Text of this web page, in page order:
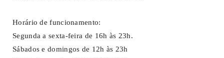
Horário de funcionamento:
Segunda a sexta-feira de 16h às 23h.
Sábados e domingos de 12h às 23h